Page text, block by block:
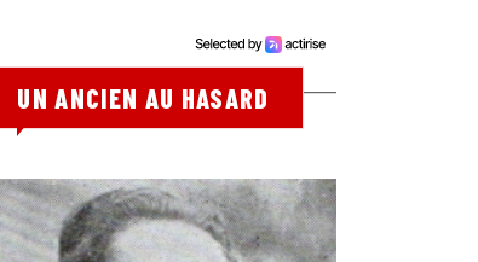
UN ANCIEN AU HASARD